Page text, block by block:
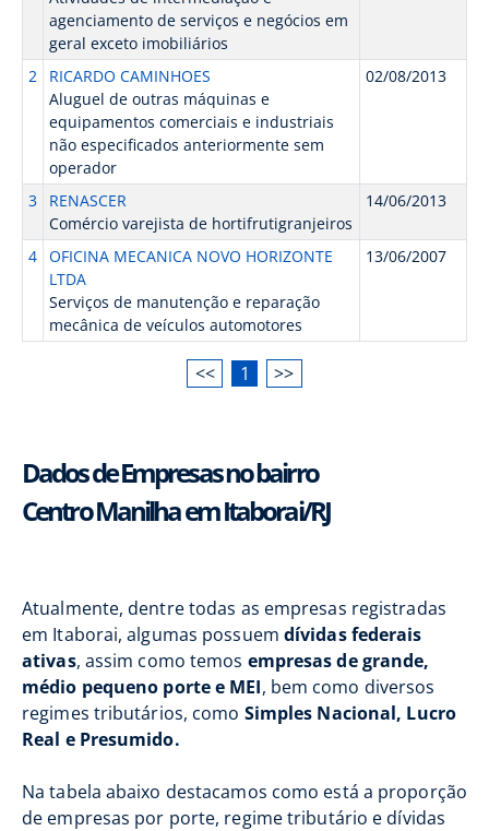
agenciamento de serviços e negócios em
geral exceto imobiliários
2
RICARDO CAMINHOES
Aluguel de outras máquinas e
equipamentos comerciais e industriais
não especificados anteriormente sem
operador
02/08/2013
3
RENASCER
Comércio varejista de hortifrutigranjeiros
14/06/2013
4 OFICINA MECANICA NOVO HORIZONTE
LTDA
Serviços de manutenção e reparação
mecânica de veículos automotores
13/06/2007
<< 1 >>
Dados de Empresas no bairro
Centro Manilha em Itaborai/RJ
Atualmente, dentre todas as empresas registradas
em Itaborai, algumas possuem dívidas federais
ativas, assim como temos empresas de grande,
médio pequeno porte e MEI, bem como diversos
regimes tributários, como Simples Nacional, Lucro
Real e Presumido.
Na tabela abaixo destacamos como está a proporção
de empresas por porte, regime tributário e dívidas